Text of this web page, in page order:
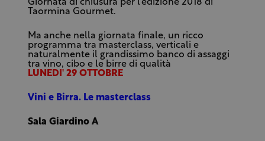
Giornata di chiusura per l'edizione 2018 di
Taormina Gourmet.
Ma anche nella giornata finale, un ricco
programma tra masterclass, verticali e
naturalmente il grandissimo banco di assaggi
tra vino, cibo e le birre di qualità
LUNEDI' 29 OTTOBRE
Vini e Birra. Le masterclass
Sala Giardino A